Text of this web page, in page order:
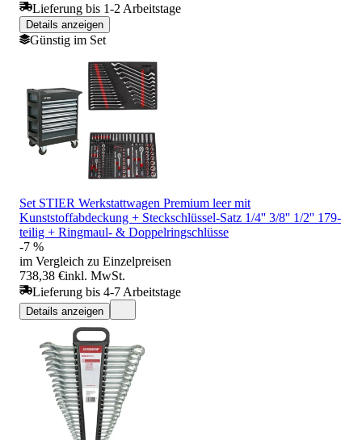
Lieferung bis 1-2 Arbeitstage
Details anzeigen
Günstig im Set
Set STIER Werkstattwagen Premium leer mit
Kunststoffabdeckung + Steckschlüssel-Satz 1/4'' 3/8'' 1/2'' 179-
teilig + Ringmaul- & Doppelringschlüsse
-7 %
im Vergleich zu Einzelpreisen
738,38 €inkl. MwSt.
Lieferung bis 4-7 Arbeitstage
Details anzeigen